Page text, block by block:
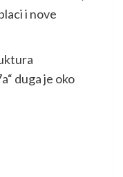
i nove
duga je oko